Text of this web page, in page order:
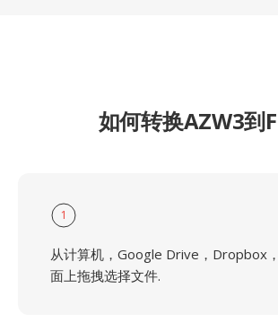
如何转换AZW3到
1
从计算机，Google Drive，Dropbox
面上拖拽选择文件.